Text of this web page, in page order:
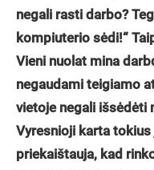
negali rasti darbo?
kompiuterio sėdi!“
Vieni nuolat mina
negaudami teigiamo
vietoje negali išsėdėti
Vyresnioji karta
priekaištauja, kad